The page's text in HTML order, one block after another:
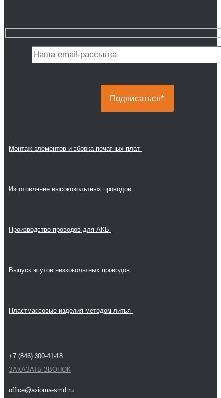
Монтаж элементов и сборка печатных плат
Изготовление высоковольтных проводов
Производство проводов для АКБ
Выпуск жгутов низковольтных проводов
Пластмассовые изделия методом литья
+7 (846) 300-41-18
ЗАКАЗАТЬ ЗВОНОК
office@axioma-smd.ru